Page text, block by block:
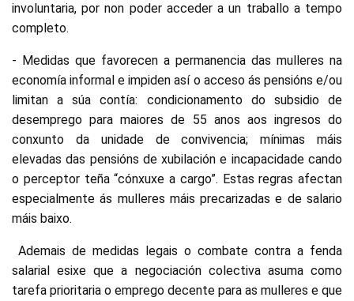
involuntaria, por non poder acceder a un traballo a tempo
completo.
- Medidas que favorecen a permanencia das mulleres na
economía informal e impiden así o acceso ás pensións e/ou
limitan a súa contía: condicionamento do subsidio de
desemprego para maiores de 55 anos aos ingresos do
conxunto da unidade de convivencia; mínimas máis
elevadas das pensións de xubilación e incapacidade cando
o perceptor teña “cónxuxe a cargo”. Estas regras afectan
especialmente ás mulleres máis precarizadas e de salario
máis baixo.
Ademais de medidas legais o combate contra a fenda
salarial esixe que a negociación colectiva asuma como
tarefa prioritaria o emprego decente para as mulleres e que